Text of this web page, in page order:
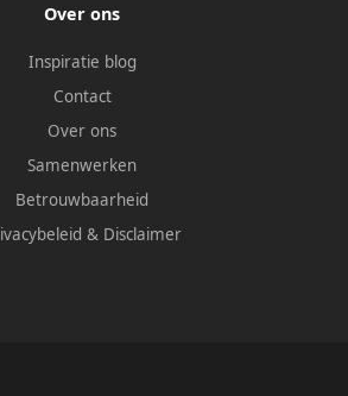
Over ons
Inspiratie blog
Contact
Over ons
Samenwerken
Betrouwbaarheid
& Disclaimer